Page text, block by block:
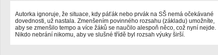
Autorka ignoruje, že situace, kdy páťák nebo prvák na SŠ nemá očekávané
dovednosti, už nastala. Zmenšením povinného rozsahu (základu) umožníte,
aby se zmenšilo tempo a více žáků se naučilo alespoň něco, což nyní nejde.
Nikdo nebrání nikomu, aby ve slušné třídě byl rozsah výuky širší.